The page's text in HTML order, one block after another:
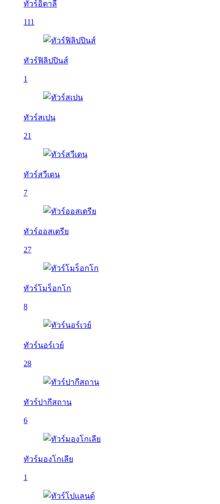
ทัวร์อิตาลี
111
ทัวร์ฟิลิปปินส์
1
ทัวร์สเปน
21
ทัวร์สวีเดน
7
ทัวร์ออสเตรีย
27
ทัวร์โมร็อกโก
8
ทัวร์นอร์เวย์
28
ทัวร์ปากีสถาน
6
ทัวร์มองโกเลีย
1